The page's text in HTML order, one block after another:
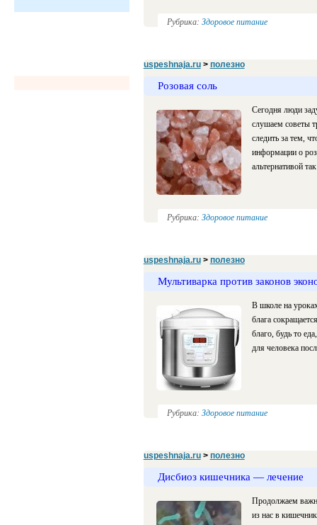
Рубрика: Здоровое питание
uspeshnaja.ru> полезно
Розовая соль
Сегодня люди
слушаем советы
следить за тем,
информации о
альтернативой
Рубрика: Здоровое питание
uspeshnaja.ru> полезно
Мультиварка против законов
В школе на
блага
благо, будь то
для человека
Рубрика: Здоровое питание
uspeshnaja.ru> полезно
Дисбиоз кишечника — лечение
Продолжаем
из нас в